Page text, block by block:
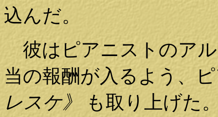
込んだ。
彼はピアニストのア
当の報酬が入るよう、
レスケ》
も取り上げた